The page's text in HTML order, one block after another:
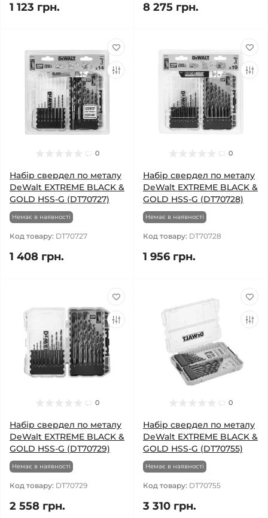
1 123 грн. 8 275 грн.
0
Набір свердел по металу
DeWalt EXTREME BLACK &
GOLD HSS-G (DT70727)
Немає в наявності
Код товару: DT70727
1 408 грн.
0
Набір свердел по металу
DeWalt EXTREME BLACK &
GOLD HSS-G (DT70728)
Немає в наявності
Код товару: DT70728
1 956 грн.
0
Набір свердел по металу
DeWalt EXTREME BLACK &
GOLD HSS-G (DT70729)
Немає в наявності
Код товару: DT70729
2 558 грн.
0
Набір свердел по металу
DeWalt EXTREME BLACK &
GOLD HSS-G (DT70755)
Немає в наявності
Код товару: DT70755
3 310 грн.